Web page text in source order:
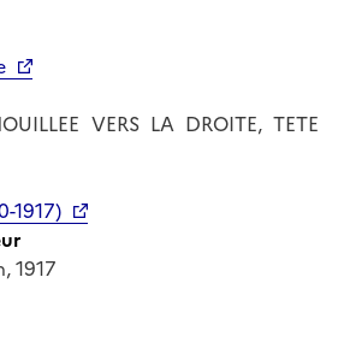
VERS LA DROITE, TETE
1917)
1917